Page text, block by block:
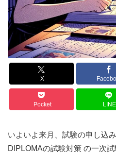
X
Pocket LINE
いよいよ来月、試験の申し込
DIPLOMAの試験対策 の一次